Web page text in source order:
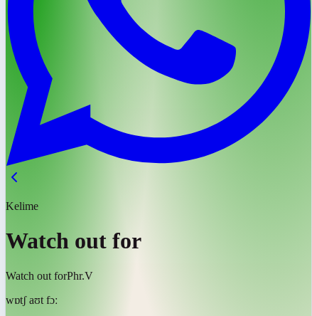
Kelime
Watch out for
Watch out forPhr.V
wɒtʃ aʊt fɔː